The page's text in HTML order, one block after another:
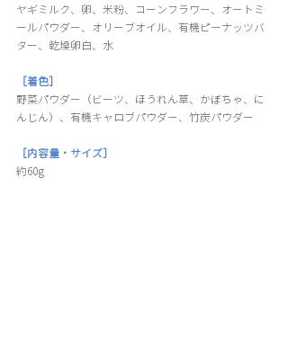
ヤギミルク、卵、米粉、コーンフラワー、オートミ
ールパウダー、オリーブオイル、有機ピーナッツバ
ター、乾燥卵白、水
［着色］
野菜パウダー（ビーツ、ほうれん草、かぼちゃ、に
んじん）、有機キャロブパウダー、竹炭パウダー
［内容量・サイズ］
約60g